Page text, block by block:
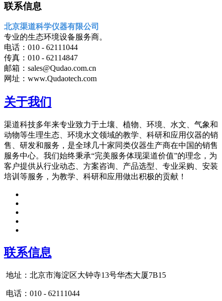
联系信息
北京渠道科学仪器有限公司
专业的生态环境设备服务商。
电话：010 - 62111044
传真：010 - 62114847
邮箱：sales@Qudao.com.cn
网址：www.Qudaotech.com
关于我们
渠道科技多年来专业致力于土壤、植物、环境、水文、气象和
动物等生理生态、环境水文领域的教学、科研和应用仪器的销
售、研发和服务，是全球几十家同类仪器生产商在中国的销售
服务中心。我们始终秉承“完美服务体现渠道价值”的理念，为
客户提供从行业动态、方案咨询、产品选型、专业采购、安装
培训等服务，为教学、科研和应用做出积极的贡献！
联系信息
地址：北京市海淀区大钟寺13号华杰大厦7B15
电话：010 - 62111044